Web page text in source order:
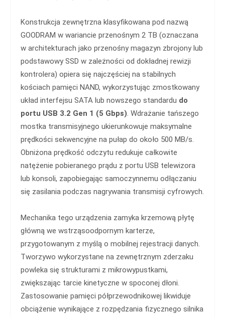
Konstrukcja zewnętrzna klasyfikowana pod nazwą
GOODRAM w wariancie przenośnym 2 TB (oznaczana
w architekturach jako przenośny magazyn zbrojony lub
podstawowy SSD w zależności od dokładnej rewizji
kontrolera) opiera się najczęściej na stabilnych
kościach pamięci NAND, wykorzystując zmostkowany
układ interfejsu SATA lub nowszego standardu do
portu USB 3.2 Gen 1 (5 Gbps). Wdrażanie tańszego
mostka transmisyjnego ukierunkowuje maksymalne
prędkości sekwencyjne na pułap do około 500 MB/s.
Obniżona prędkość odczytu redukuje całkowite
natężenie pobieranego prądu z portu USB telewizora
lub konsoli, zapobiegając samoczynnemu odłączaniu
się zasilania podczas nagrywania transmisji cyfrowych.
Mechanika tego urządzenia zamyka krzemową płytę
główną we wstrząsoodpornym karterze,
przygotowanym z myślą o mobilnej rejestracji danych.
Tworzywo wykorzystane na zewnętrznym zderzaku
powleka się strukturami z mikrowypustkami,
zwiększając tarcie kinetyczne w spoconej dłoni.
Zastosowanie pamięci półprzewodnikowej likwiduje
obciążenie wynikające z rozpędzania fizycznego silnika